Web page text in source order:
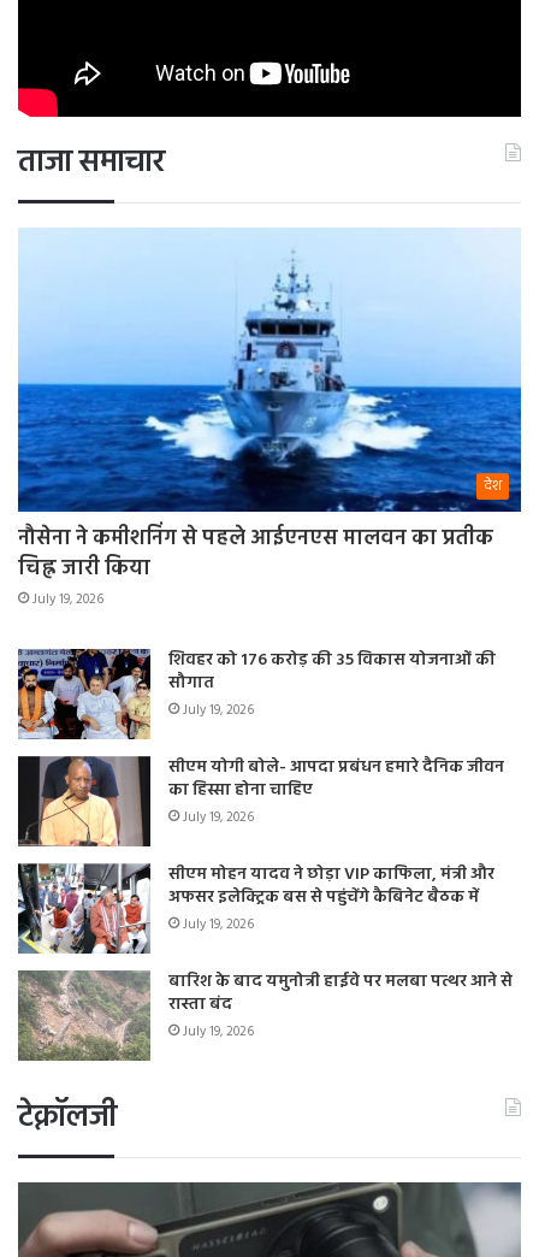
ताजा समाचार
देश
नौसेना ने कमीशनिंग से पहले आईएनएस मालवन का प्रतीक
चिह्न जारी किया
July 19, 2026
शिवहर को 176 करोड़ की 35 विकास योजनाओं की
सौगात
July 19, 2026
सीएम योगी बोले- आपदा प्रबंधन हमारे दैनिक जीवन
का हिस्सा होना चाहिए
July 19, 2026
सीएम मोहन यादव ने छोड़ा VIP काफिला, मंत्री और
अफसर इलेक्ट्रिक बस से पहुंचेंगे कैबिनेट बैठक में
July 19, 2026
बारिश के बाद यमुनोत्री हाईवे पर मलबा पत्थर आने से
रास्ता बंद
July 19, 2026
टेक्नॉलजी